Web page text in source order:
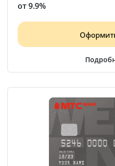
от 9.9%